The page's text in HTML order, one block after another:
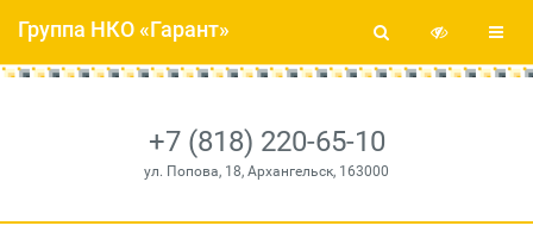
+7 (818) 220-65-10
ул. Попова, 18, Архангельск, 163000
Группа НКО «Гарант»